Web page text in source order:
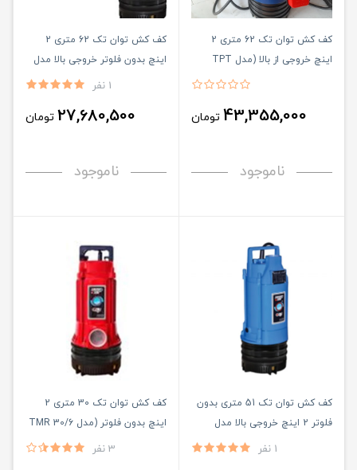
کف کش توان تک 62 متری 2
اینچ خروجی از بالا (مدل TPT
43,355,000 تومان
ناموجود
کف کش توان تک 62 متری 2
اینچ بدون فلوتر خروجی بالا مدل
1 نفر
27,680,500 تومان
ناموجود
کف کش توان تک 51 متری بدون
فلوتر 2 اینچ خروجی بالا مدل
1 نفر
کف کش توان تک 30 متری 2
اینچ بدون فلوتر (مدل TMR 30/6
3 نفر